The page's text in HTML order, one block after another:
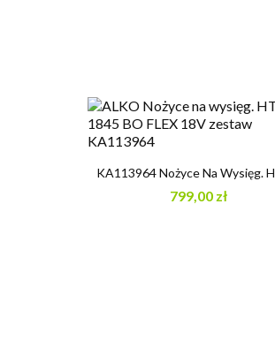
KA113964 Nożyce Na Wysięg.
799,00 zł